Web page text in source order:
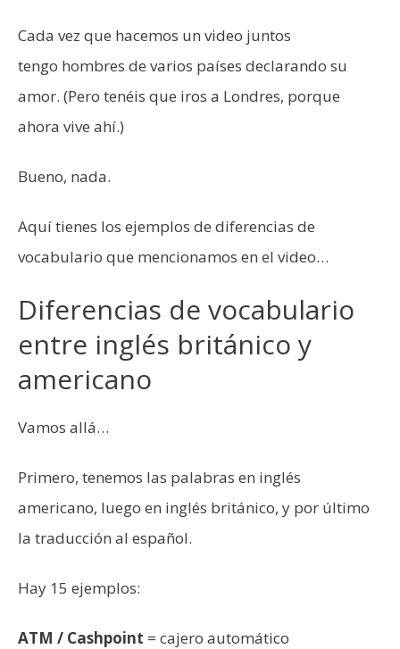
Cada vez que hacemos un video juntos
tengo hombres de varios países declarando su
amor. (Pero tenéis que iros a Londres, porque
ahora vive ahí.)
Bueno, nada.
Aquí tienes los ejemplos de diferencias de
vocabulario que mencionamos en el video…
Diferencias de vocabulario
entre inglés británico y
americano
Vamos allá…
Primero, tenemos las palabras en inglés
americano, luego en inglés británico, y por último
la traducción al español.
Hay 15 ejemplos:
ATM / Cashpoint = cajero automático